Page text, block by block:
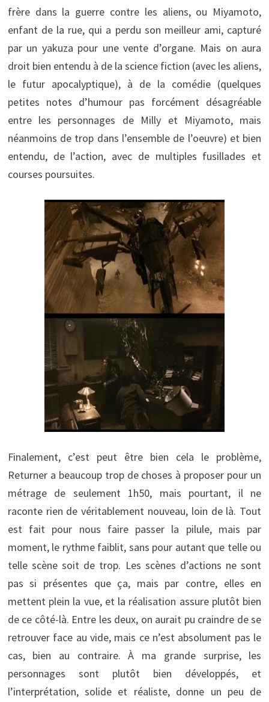
frère dans la guerre contre les aliens, ou Miyamoto,
enfant de la rue, qui a perdu son meilleur ami, capturé
par un yakuza pour une vente d’organe. Mais on aura
droit bien entendu à de la science fiction (avec les aliens,
le futur apocalyptique), à de la comédie (quelques
petites notes d’humour pas forcément désagréable
entre les personnages de Milly et Miyamoto, mais
néanmoins de trop dans l’ensemble de l’oeuvre) et bien
entendu, de l’action, avec de multiples fusillades et
courses poursuites.
Finalement, c’est peut être bien cela le problème,
Returner a beaucoup trop de choses à proposer pour un
métrage de seulement 1h50, mais pourtant, il ne
raconte rien de véritablement nouveau, loin de là. Tout
est fait pour nous faire passer la pilule, mais par
moment, le rythme faiblit, sans pour autant que telle ou
telle scène soit de trop. Les scènes d’actions ne sont
pas si présentes que ça, mais par contre, elles en
mettent plein la vue, et la réalisation assure plutôt bien
de ce côté-là. Entre les deux, on aurait pu craindre de se
retrouver face au vide, mais ce n’est absolument pas le
cas, bien au contraire. À ma grande surprise, les
personnages sont plutôt bien développés, et
l’interprétation, solide et réaliste, donne un peu de